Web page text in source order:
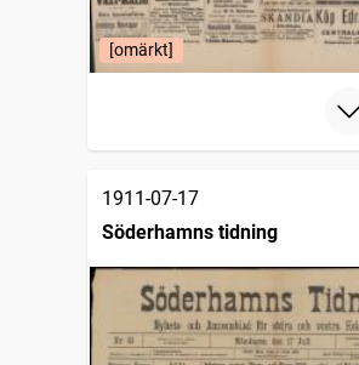
[omärkt]
1911-07-17
Söderhamns tidning